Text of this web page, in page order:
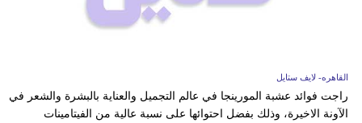
القاهره- لايف ستايل
راجت فوائد عشبة المورينجا في عالم التجميل والعناية بالبشرة والشعر في
الآونة الاخيرة، وذلك بفضل احتوائها على نسبة عالية من الفيتامينات